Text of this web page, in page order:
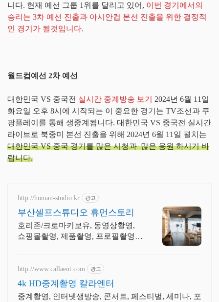
니다. 현재 예선 그룹 1위를 달리고 있어, 이번 경기에서의
승리는 3차 예선 진출과 아시안컵 본선 진출을 위한 결정적
인 경기가 될것입니다.
월드컵예선 2차 예선
대한민국 VS 중국전 실시간 중계방송 보기
2024년 6월 11일
화요일 오후 8시에 시작되는 이 중요한 경기는 TV조선과 쿠
팡플레이를 통해 생중계됩니다. 대한민국 VS 중국전 실시간
라이브로 북중미 본선 진출을 위해 2024년 6월 11일 펼치는
대한민국 VS 중국 경기를 많은 시청과 많은 응원 하시기 바
랍니다.
http://human-studio.kr 광고
부산셀프스튜디오 휴먼스토리
호리존/크로마키보유, 동영상촬영,
쇼핑몰촬영, 제품촬영, 프로필촬영,
http://www.callaent.com 광고
4k HD중계촬영 칼라엔터
중계촬영, 인터넷생방송, 콘서트, 페스티벌, 세미나, 포